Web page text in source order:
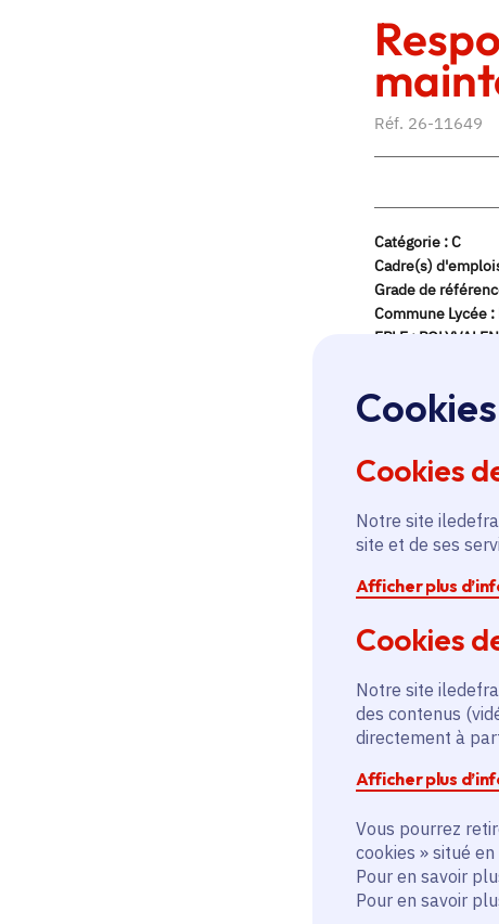
Cookies
Notre site
site et de ses
Afficher plus
Cookies
Notre site
des contenus
directement à
Afficher plus
Vous pourrez
cookies » situé
Pour en savoir
Pour en savoir